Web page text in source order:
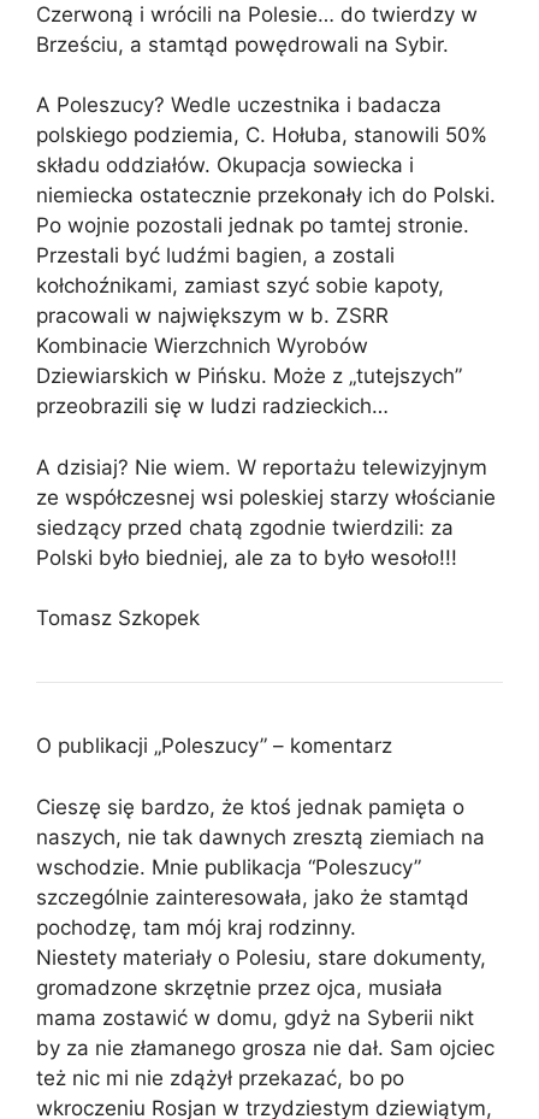
Czerwoną i wrócili na Polesie… do twierdzy w
Brześciu, a stamtąd powędrowali na Sybir.
A Poleszucy? Wedle uczestnika i badacza
polskiego podziemia, C. Hołuba, stanowili 50%
składu oddziałów. Okupacja sowiecka i
niemiecka ostatecznie przekonały ich do Polski.
Po wojnie pozostali jednak po tamtej stronie.
Przestali być ludźmi bagien, a zostali
kołchoźnikami, zamiast szyć sobie kapoty,
pracowali w największym w b. ZSRR
Kombinacie Wierzchnich Wyrobów
Dziewiarskich w Pińsku. Może z „tutejszych”
przeobrazili się w ludzi radzieckich…
A dzisiaj? Nie wiem. W reportażu telewizyjnym
ze współczesnej wsi poleskiej starzy włościanie
siedzący przed chatą zgodnie twierdzili: za
Polski było biedniej, ale za to było wesoło!!!
Tomasz Szkopek
O publikacji „Poleszucy” – komentarz
Cieszę się bardzo, że ktoś jednak pamięta o
naszych, nie tak dawnych zresztą ziemiach na
wschodzie. Mnie publikacja “Poleszucy”
szczególnie zainteresowała, jako że stamtąd
pochodzę, tam mój kraj rodzinny.
Niestety materiały o Polesiu, stare dokumenty,
gromadzone skrzętnie przez ojca, musiała
mama zostawić w domu, gdyż na Syberii nikt
by za nie złamanego grosza nie dał. Sam ojciec
też nic mi nie zdążył przekazać, bo po
wkroczeniu Rosjan w trzydziestym dziewiątym,